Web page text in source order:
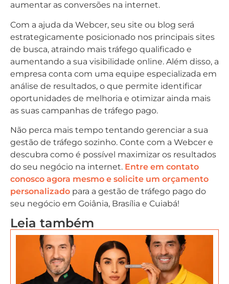
aumentar as conversões na internet.
Com a ajuda da Webcer, seu site ou blog será
estrategicamente posicionado nos principais sites
de busca, atraindo mais tráfego qualificado e
aumentando a sua visibilidade online. Além disso, a
empresa conta com uma equipe especializada em
análise de resultados, o que permite identificar
oportunidades de melhoria e otimizar ainda mais
as suas campanhas de tráfego pago.
Não perca mais tempo tentando gerenciar a sua
gestão de tráfego sozinho. Conte com a Webcer e
descubra como é possível maximizar os resultados
do seu negócio na internet. Entre em contato
conosco agora mesmo e solicite um orçamento
personalizado para a gestão de tráfego pago do
seu negócio em Goiânia, Brasília e Cuiabá!
Leia também